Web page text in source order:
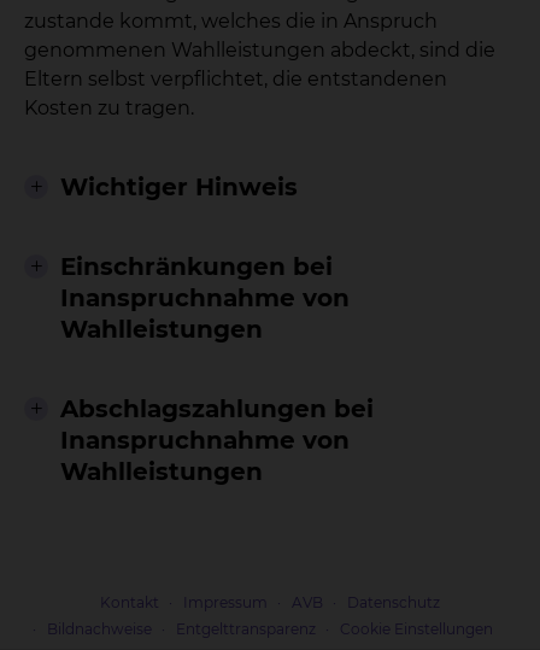
zustande kommt, welches die in Anspruch
genommenen Wahlleistungen abdeckt, sind die
Eltern selbst verpflichtet, die entstandenen
Kosten zu tragen.
Wichtiger Hinweis
Einschränkungen bei
Inanspruchnahme von
Wahlleistungen
Abschlagszahlungen bei
Inanspruchnahme von
Wahlleistungen
Kontakt Impressum AVB
Datenschutz
Bildnachweise
Entgelttransparenz Cookie Einstellungen